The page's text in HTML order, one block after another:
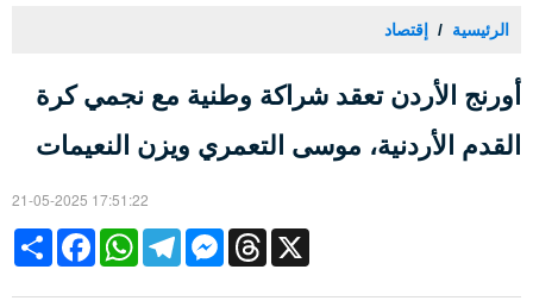
الرئيسية إقتصاد
أورنج الأردن تعقد شراكة وطنية مع نجمي كرة
القدم الأردنية، موسى التعمري ويزن النعيمات
21-05-2025 17:51:22
Share
FacebookWhatsAppTelegramMessengerThreads X